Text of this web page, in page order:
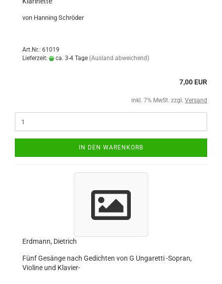
von Hanning Schröder
Art.Nr.: 61019
Lieferzeit:
ca. 3-4 Tage (Ausland abweichend)
7,00 EUR
inkl. 7% MwSt. zzgl. Versand
IN DEN WARENKORB
Erdmann, Dietrich
Fünf Gesänge nach Gedichten von G Ungaretti -Sopran,
Violine und Klavier-